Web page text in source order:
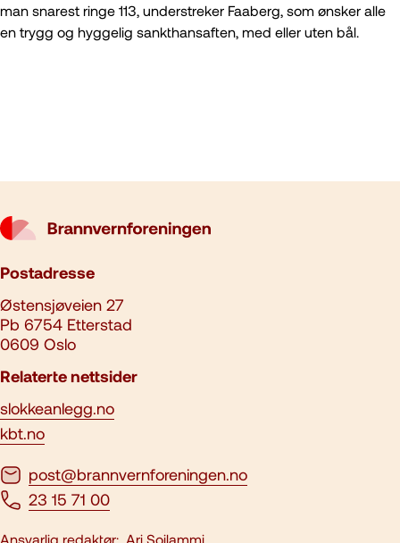
man snarest ringe 113, understreker Faaberg, som ønsker alle
en trygg og hyggelig sankthansaften, med eller uten bål.
Postadresse
Østensjøveien 27
Pb 6754 Etterstad
0609 Oslo
Relaterte nettsider
slokkeanlegg.no
kbt.no
post@brannvernforeningen.no
23 15 71 00
Ansvarlig redaktør: Ari Soilammi